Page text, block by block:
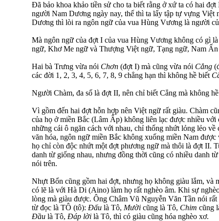
Đã bảo khoa khảo tiền sử cho ta biết rằng ở xứ ta có hai
người Nam Dương ngày nay, thế thì ta lấy tập tự vựng Việt
Dương thì lòi ra ngôn ngữ của vua Hùng Vương là người
Mà ngôn ngữ của đợt I của vua Hùng Vương không có gì
ngữ, Khơ Me ngữ và Thượng Việt ngữ, Tạng ngữ, Nam
Hai bà Trưng vừa nói Chơn (đợt I) mà cũng vừa nói Cẳng
các đời 1, 2, 3, 4, 5, 6, 7, 8, 9 chẳng hạn thì không hề biết
Người Chàm, đa số là đợt II, nên chỉ biết Cẳng mà không
Vì gồm đến hai đợt hỗn hợp nên Việt ngữ rất giàu. Chàm
của họ ở miền Bắc (Lâm Ấp) không liên lạc được nhiều
những cái ô ngăn cách với nhau, chỉ thống nhứt lỏng lẻo
văn hóa, ngôn ngữ miền Bắc không xuống miền Nam
họ chỉ còn độc nhứt một đợt phương ngữ mà thôi là đợt II.
danh từ giống nhau, nhưng đồng thời cũng có nhiều danh
nói trên.
Nhựt Bổn cũng gồm hai đợt, nhưng họ không giàu lắm, và
có lẽ là với Hà Di (Aino) làm họ rất nghèo âm. Khi sự
lòng mà giàu được. Ông Châm Vũ Nguyễn Văn Tần nói rất
từ đọc là TÔ (tô): Đấu là Tô, Mười cũng là Tô, Chim cũng
Đầu là Tô, Đáp lời là Tô, thì có giàu cũng hóa nghèo xơ.